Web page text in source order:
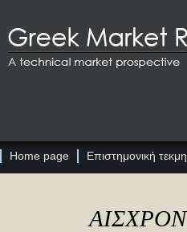
Home page Επιστημονική